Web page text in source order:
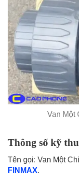
Van Một
Thông số kỹ
Tên gọi: Van Một
FINMAX.